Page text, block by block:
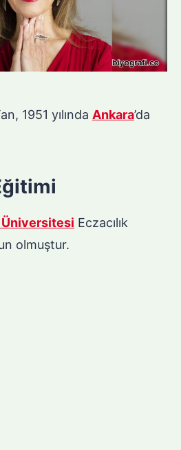
1951 yılında Ankara’da
Üniversitesi Eczacılık
olmuştur.